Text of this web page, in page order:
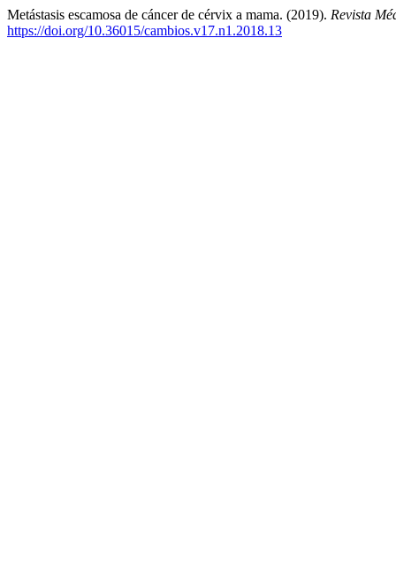
Metástasis escamosa de cáncer de cérvix a mama. (2019). Revista
https://doi.org/10.36015/cambios.v17.n1.2018.13